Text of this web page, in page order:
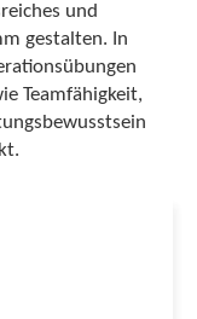
und
gestalten. In
Teamfähigkeit,